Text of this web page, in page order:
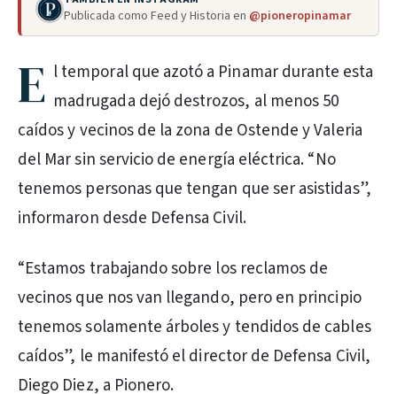
Publicada como Feed y Historia en @pioneropinamar
E l temporal que azotó a Pinamar durante esta
madrugada dejó destrozos, al menos 50
caídos y vecinos de la zona de Ostende y Valeria
del Mar sin servicio de energía eléctrica. “No
tenemos personas que tengan que ser asistidas”,
informaron desde Defensa Civil.
“Estamos trabajando sobre los reclamos de
vecinos que nos van llegando, pero en principio
tenemos solamente árboles y tendidos de cables
caídos”, le manifestó el director de Defensa Civil,
Diego Diez, a Pionero.